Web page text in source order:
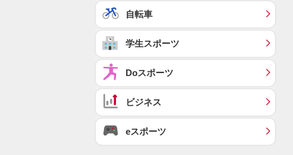
自転車
学生スポーツ
Doスポーツ
ビジネス
eスポーツ